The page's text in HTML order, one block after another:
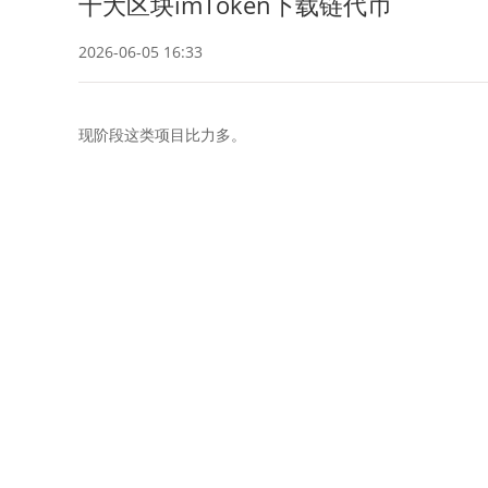
2026-06-05 16:33
现阶段这类项目比力多。